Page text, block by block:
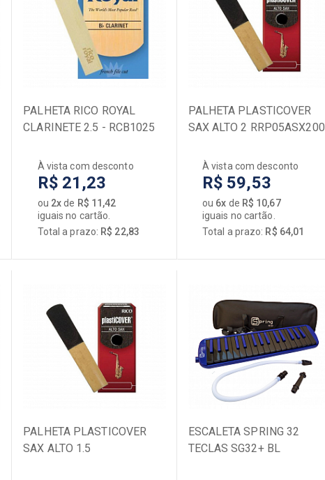
Acessórios
Bancos
Baquetas
Baterias
Pedais de Bumbo
Capas / Cases
PELES
Cellos
Encordoamentos
Microfones / Captadores
Violas
PALHETA RICO ROYAL
CLARINETE 2.5 - RCB1025
À vista com desconto
R$ 21,23
ou 2xde R$ 11,42
iguais no cartão.
Total a prazo: R$ 22,83
PALHETA PLASTICOVER
SAX ALTO 2 RRP05ASX200
À vista com desconto
R$ 59,53
ou 6x de R$ 10,67
iguais no cartão.
Total a prazo: R$ 64,01
PALHETA PLASTICOVER
SAX ALTO 1.5
ESCALETA SPRING 32
TECLAS SG32+ BL